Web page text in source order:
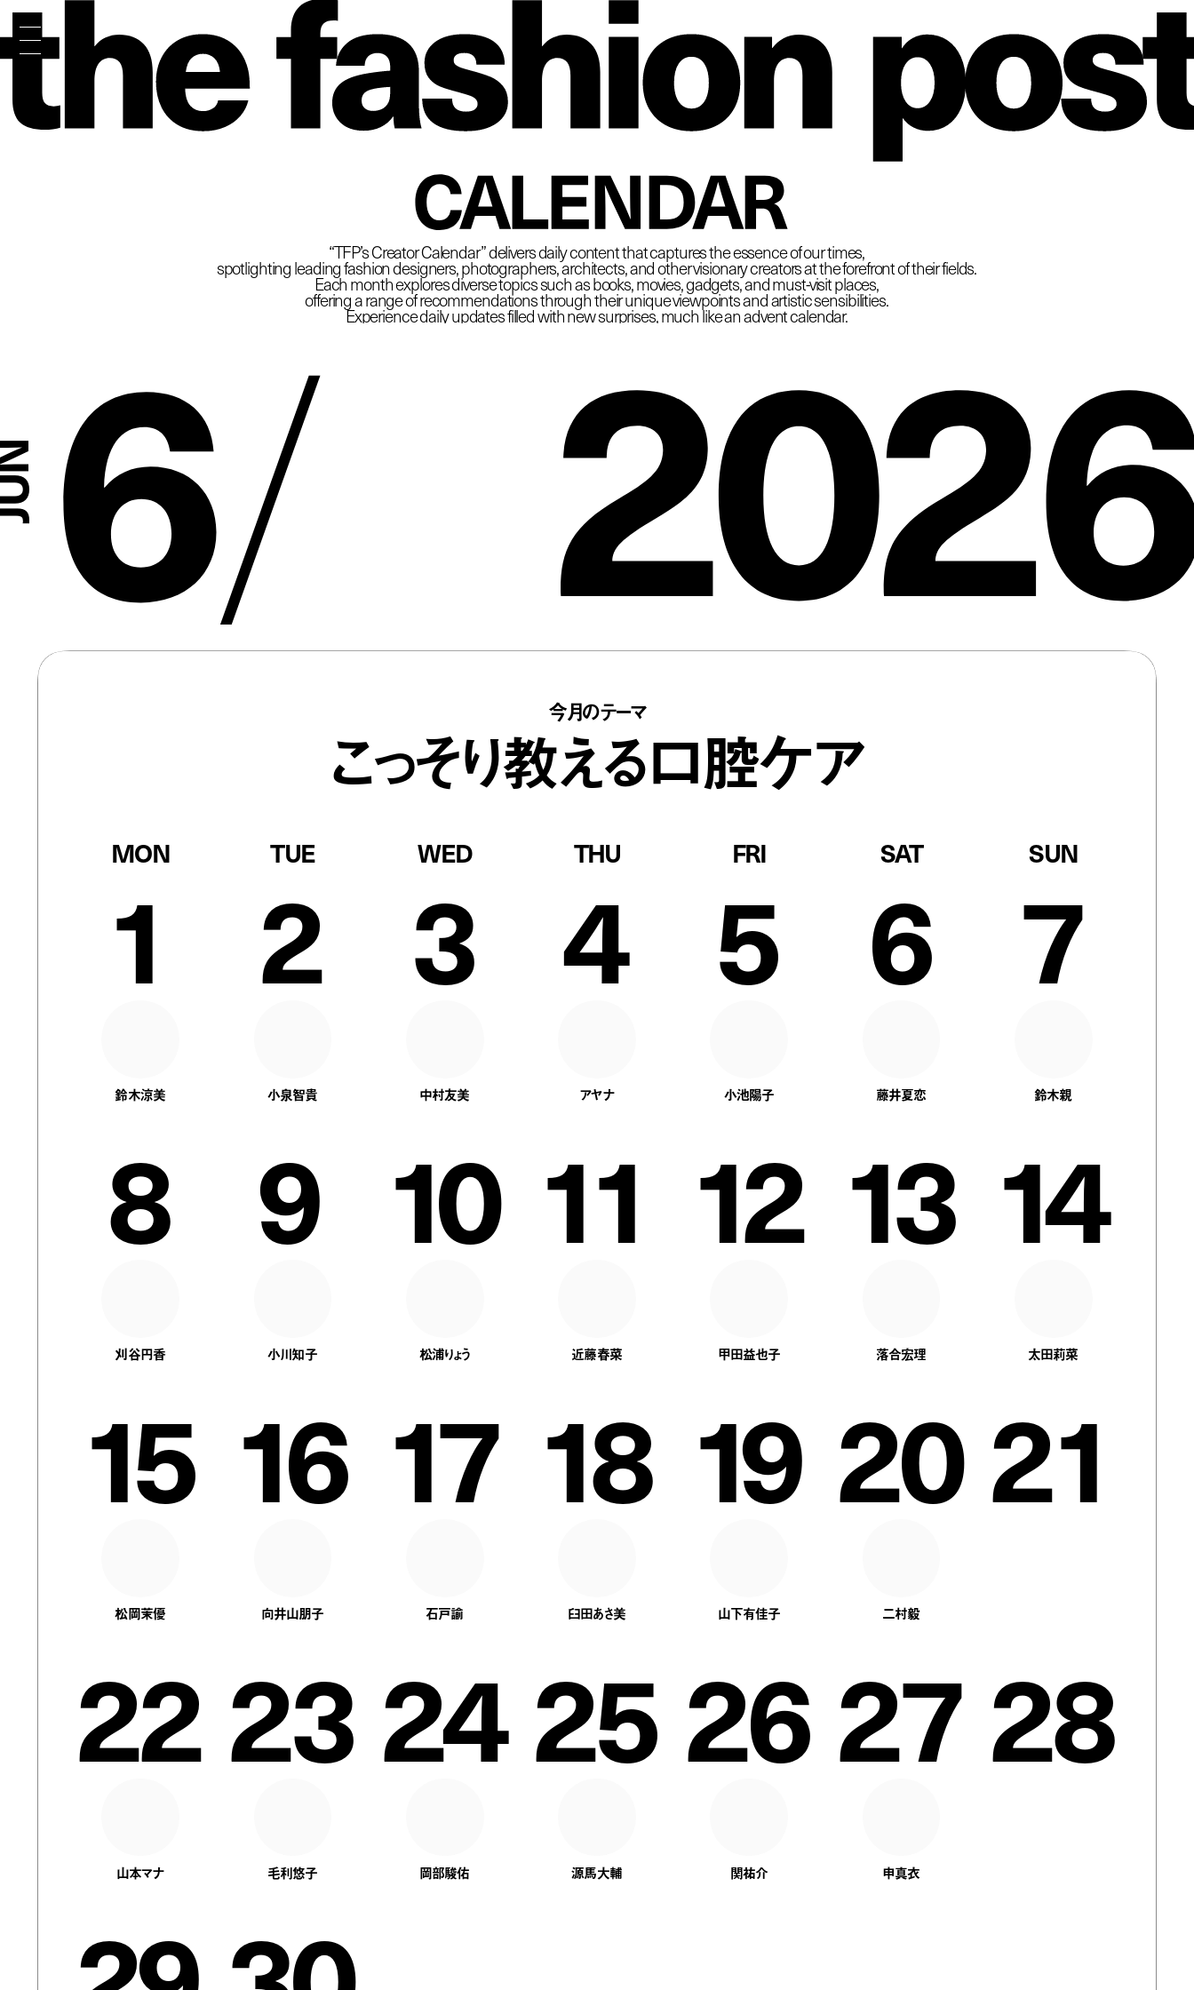
CALENDAR
“TFP’s Creator Calendar” delivers daily content that captures the essence of our times,
spotlighting leading fashion designers, photographers, architects, and other visionary creators at the forefront of their fields.
Each month explores diverse topics such as books, movies, gadgets, and must-visit places,
offering a range of recommendations through their unique viewpoints and artistic sensibilities.
Experience daily updates filled with new surprises, much like an advent calendar.
6/ 2026
今月のテーマ
こっそり教える口腔ケア
MON TUE WED THU FRI SAT SUN
1
鈴木涼美
2
小泉智貴
3
中村友美
4
アヤナ
5
小池陽子
6
藤井夏恋
7
鈴木親
8
刈谷円香
9
小川知子
10
松浦りょう
11
近藤春菜
12
甲田益也子
13
落合宏理
14
太田莉菜
15
松岡茉優
16
向井山朋子
17
石戸諭
18
臼田あさ美
19
山下有佳子
20
二村毅
21
22
山本マナ
23
毛利悠子
24
岡部駿佑
25
源馬大輔
26
関祐介
27
申真衣
28